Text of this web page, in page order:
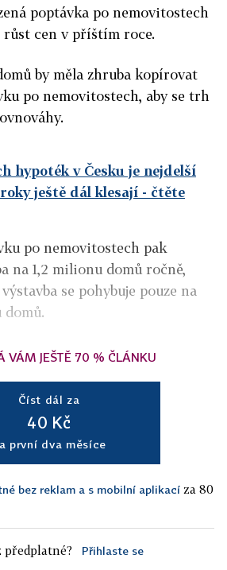
poptávka po nemovitostech
růst cen v příštím roce.
by měla zhruba kopírovat
po nemovitostech, aby se trh
hypoték v Česku je nejdelší
ještě dál klesají - čtěte
po nemovitostech pak
na 1,2 milionu domů ročně,
se pohybuje pouze na
VÁM JEŠTĚ 70 % ČLÁNKU
Číst dál za
40 Kč
první dva měsíce
bez reklam a s mobilní aplikací za 80
předplatné? Přihlaste se